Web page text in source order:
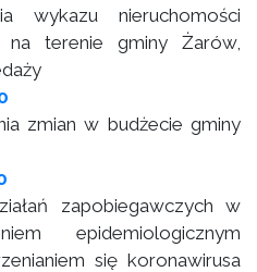
wykazu nieruchomości
na terenie gminy Żarów,
zmian w budżecie gminy
zapobiegawczych w
epidemiologicznym
się koronawirusa